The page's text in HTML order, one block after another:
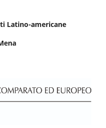
Latino-americane